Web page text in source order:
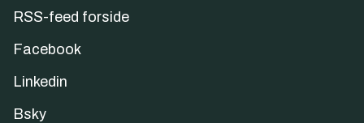
RSS-feed forside
Facebook
Linkedin
Bsky